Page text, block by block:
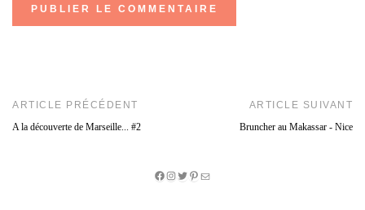
ARTICLE PRÉCÉDENT
A la découverte de Marseille... #2
ARTICLE SUIVANT
Bruncher au Makassar - Nice
Facebook
Instagram
Twitter
Pinterest
E-